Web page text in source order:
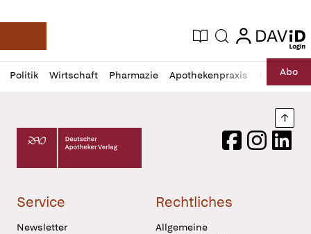
Deutsche Apotheker Zeitung
Aktuelle Ausgabe
Suche login
login
Politik Wirtschaft Pharmazie Apothekenpraxis RechtAbo
Profil
öffnen
Daz
Pur
Deutscher Apotheker Verlag Logo
FacebookInstagram
Service
Newsletter
Rechtliches
Allgemeine